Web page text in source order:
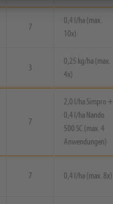
7
0,4 l/ha (max.
10x)
3
0,25 kg/ha (max.
4x)
7
2,0 l/ha Simpro +
0,4 l/ha Nando
500 SC (max. 4
Anwendungen)
7 0,4 l/ha (max. 8x)